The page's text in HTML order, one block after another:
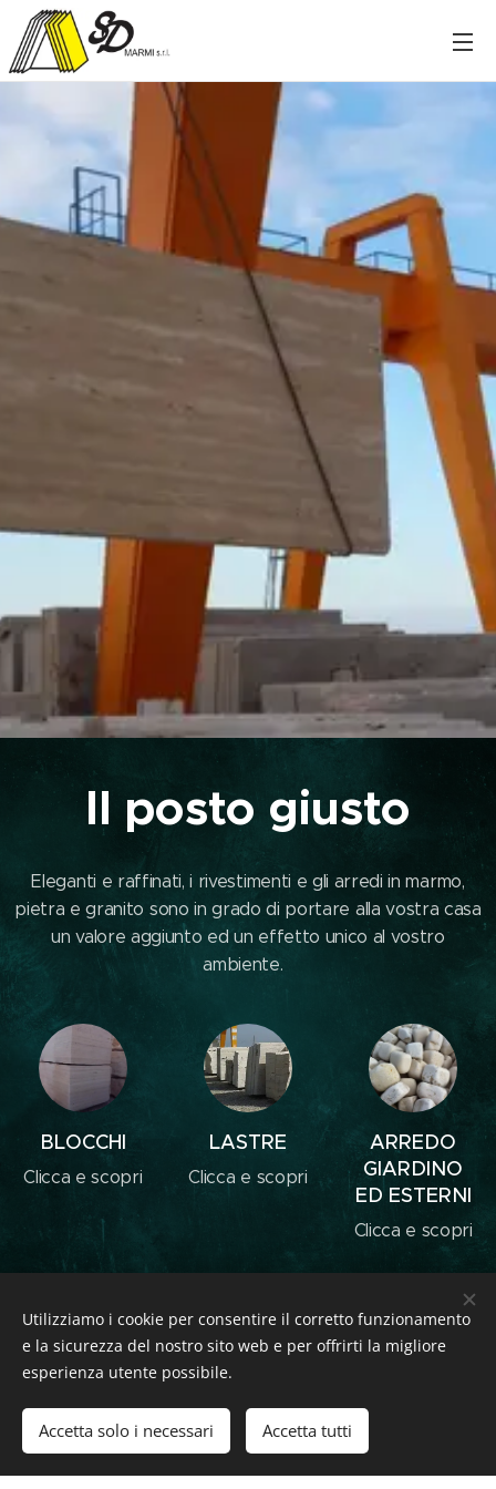
Il posto giusto
Eleganti e raffinati, i rivestimenti e gli arredi in marmo,
pietra e granito sono in grado di portare alla vostra casa
un valore aggiunto ed un effetto unico al vostro
ambiente.
BLOCCHI
Clicca e scopri
LASTRE
Clicca e scopri
ARREDO
GIARDINO
ED ESTERNI
Clicca e scopri
SFOGLIA LA GALLERY
CLICCA QUI!
Utilizziamo i cookie per consentire il corretto funzionamento
e la sicurezza del nostro sito web e per offrirti la migliore
esperienza utente possibile.
Accetta solo i necessari Accetta tutti